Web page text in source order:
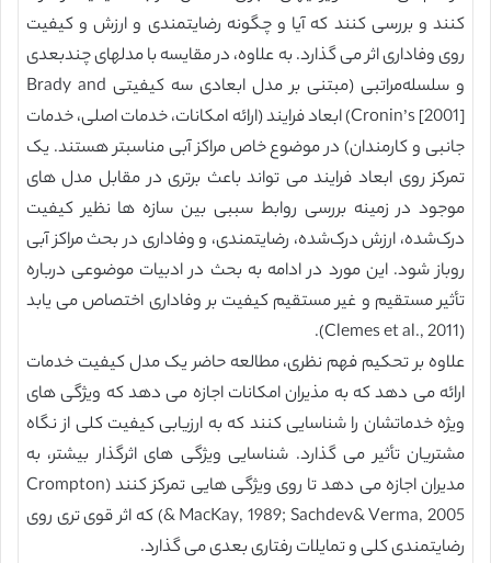
کنند و بررسی کنند که آیا و چگونه رضایتمندی و ارزش و کیفیت
روی وفاداری اثر می گذارد. به علاوه، در مقایسه با مدلهای چندبعدی
و سلسله‌مراتبی (مبتنی بر مدل ابعادی سه کیفیتی Brady and
Cronin’s [2001]) ابعاد فرایند (ارائه امکانات، خدمات اصلی، خدمات
جانبی و کارمندان) در موضوع خاص مراکز آبی مناسبتر هستند. یک
تمرکز روی ابعاد فرایند می تواند باعث برتری در مقابل مدل های
موجود در زمینه بررسی روابط سببی بین سازه ها نظیر کیفیت
درک‌شده، ارزش درک‌شده، رضایتمندی، و وفاداری در بحث مراکز آبی
روباز شود. این مورد در ادامه به بحث در ادبیات موضوعی درباره
تأثیر مستقیم و غیر مستقیم کیفیت بر وفاداری اختصاص می یابد
(Clemes et al., 2011).
علاوه بر تحکیم فهم نظری، مطالعه حاضر یک مدل کیفیت خدمات
ارائه می دهد که به مذیران امکانات اجازه می دهد که ویژگی های
ویژه خدماتشان را شناسایی کنند که به ارزیابی کیفیت کلی از نگاه
مشتریان تأثیر می گذارد. شناسایی ویژگی های اثرگذار بیشتر، به
مدیران اجازه می دهد تا روی ویژگی هایی تمرکز کنند (Crompton
& MacKay, 1989; Sachdev& Verma, 2005) که اثر قوی تری روی
رضایتمندی کلی و تمایلات رفتاری بعدی می گذارد.